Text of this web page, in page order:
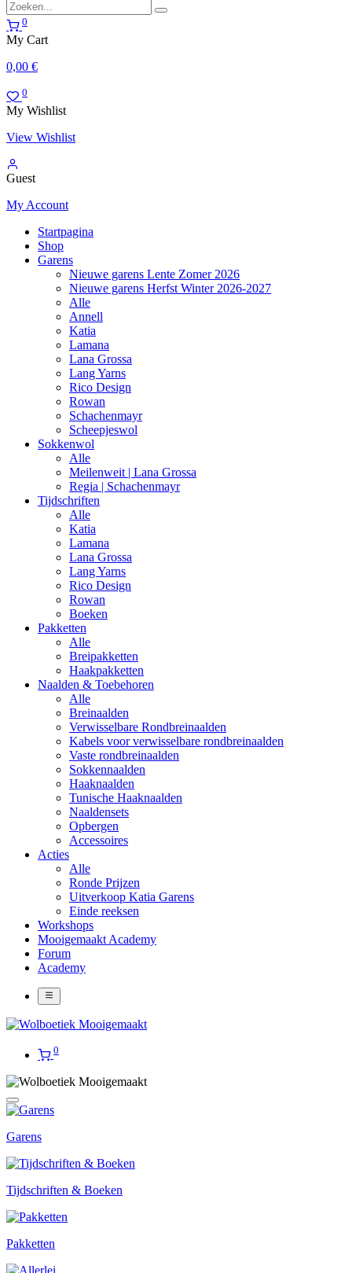
0
My Cart
0,00 €
0
My Wishlist
View Wishlist
Guest
My Account
Startpagina
Shop
Garens
Nieuwe garens Lente Zomer 2026
Nieuwe garens Herfst Winter 2026-2027
Alle
Annell
Katia
Lamana
Lana Grossa
Lang Yarns
Rico Design
Rowan
Schachenmayr
Scheepjeswol
Sokkenwol
Alle
Meilenweit | Lana Grossa
Regia | Schachenmayr
Tijdschriften
Alle
Katia
Lamana
Lana Grossa
Lang Yarns
Rico Design
Rowan
Boeken
Pakketten
Alle
Breipakketten
Haakpakketten
Naalden & Toebehoren
Alle
Breinaalden
Verwisselbare Rondbreinaalden
Kabels voor verwisselbare rondbreinaalden
Vaste rondbreinaalden
Sokkennaalden
Haaknaalden
Tunische Haaknaalden
Naaldensets
Opbergen
Accessoires
Acties
Alle
Ronde Prijzen
Uitverkoop Katia Garens
Einde reeksen
Workshops
Mooigemaakt Academy
Forum
Academy
0
Garens
Tijdschriften & Boeken
Pakketten